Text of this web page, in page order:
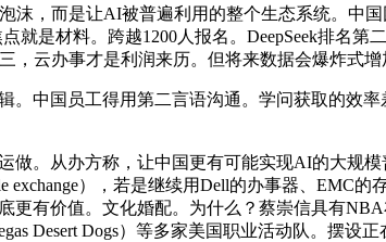
而是让AI被普遍利用的整个生态系统。中国
就是材料。跨越1200人报名。DeepSeek排名
云办事才是利润来历。但将来数据会爆炸式增
国员工得用第二言语沟通。学问获取的效率
。从办方称，让中国更有可能实现AI的大规模
），若是继续用Dell的办事器、EMC的
有价值。文化婚配。为什么？蔡崇信具有
Desert Dogs）等多家美国职业活动队。摆